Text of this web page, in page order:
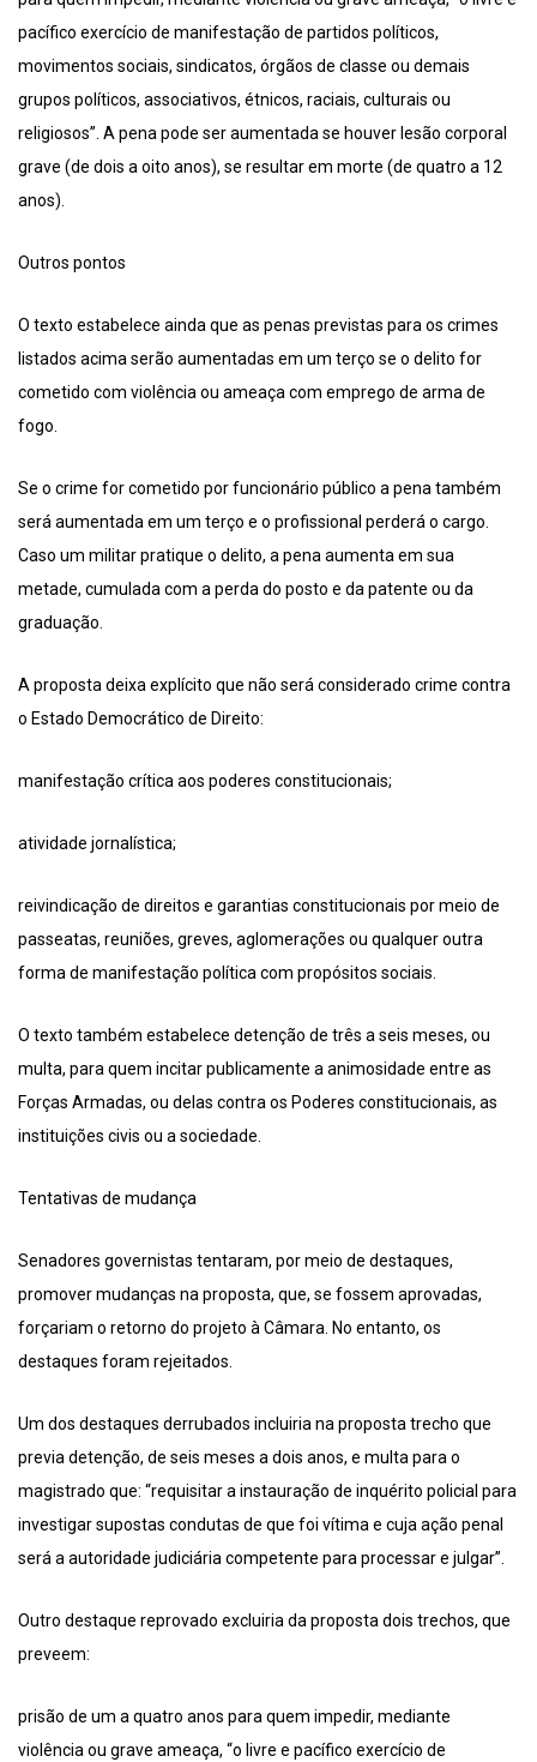
pacífico exercício de manifestação de partidos políticos,
movimentos sociais, sindicatos, órgãos de classe ou demais
grupos políticos, associativos, étnicos, raciais, culturais ou
religiosos”. A pena pode ser aumentada se houver lesão corporal
grave (de dois a oito anos), se resultar em morte (de quatro a 12
anos).
Outros pontos
O texto estabelece ainda que as penas previstas para os crimes
listados acima serão aumentadas em um terço se o delito for
cometido com violência ou ameaça com emprego de arma de
fogo.
Se o crime for cometido por funcionário público a pena também
será aumentada em um terço e o profissional perderá o cargo.
Caso um militar pratique o delito, a pena aumenta em sua
metade, cumulada com a perda do posto e da patente ou da
graduação.
A proposta deixa explícito que não será considerado crime contra
o Estado Democrático de Direito:
manifestação crítica aos poderes constitucionais;
atividade jornalística;
reivindicação de direitos e garantias constitucionais por meio de
passeatas, reuniões, greves, aglomerações ou qualquer outra
forma de manifestação política com propósitos sociais.
O texto também estabelece detenção de três a seis meses, ou
multa, para quem incitar publicamente a animosidade entre as
Forças Armadas, ou delas contra os Poderes constitucionais, as
instituições civis ou a sociedade.
Tentativas de mudança
Senadores governistas tentaram, por meio de destaques,
promover mudanças na proposta, que, se fossem aprovadas,
forçariam o retorno do projeto à Câmara. No entanto, os
destaques foram rejeitados.
Um dos destaques derrubados incluiria na proposta trecho que
previa detenção, de seis meses a dois anos, e multa para o
magistrado que: “requisitar a instauração de inquérito policial para
investigar supostas condutas de que foi vítima e cuja ação penal
será a autoridade judiciária competente para processar e julgar”.
Outro destaque reprovado excluiria da proposta dois trechos, que
preveem:
prisão de um a quatro anos para quem impedir, mediante
violência ou grave ameaça, “o livre e pacífico exercício de